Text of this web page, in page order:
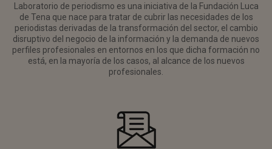
Laboratorio de periodismo es una iniciativa de la Fundación Luca
de Tena que nace para tratar de cubrir las necesidades de los
periodistas derivadas de la transformación del sector, el cambio
disruptivo del negocio de la información y la demanda de nuevos
perfiles profesionales en entornos en los que dicha formación no
está, en la mayoría de los casos, al alcance de los nuevos
profesionales.